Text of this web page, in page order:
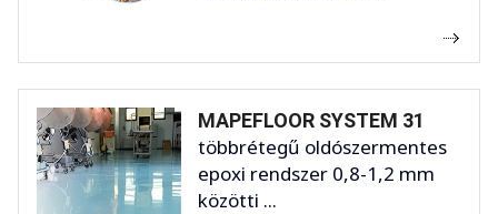
MAPEFLOOR SYSTEM 31
többrétegű oldószermentes
epoxi rendszer 0,8-1,2 mm
közötti ...